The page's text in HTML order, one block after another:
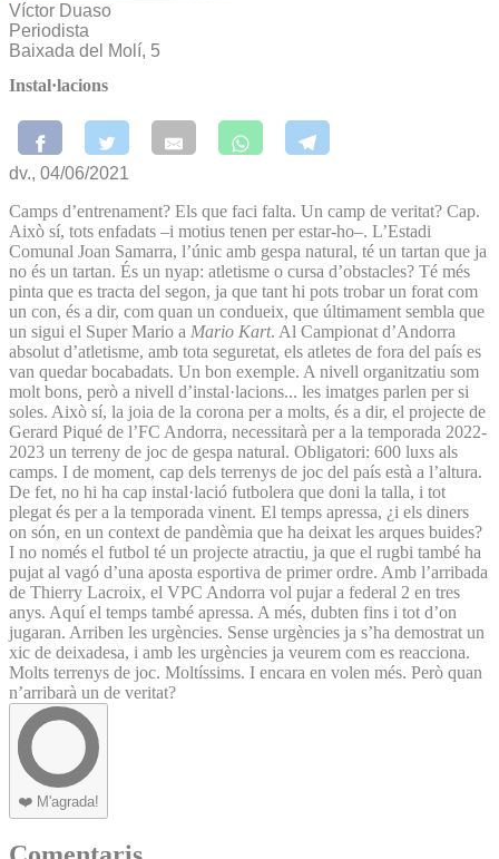
Víctor Duaso
Periodista
Baixada del Molí, 5
Instal·lacions
dv., 04/06/2021
Camps d’entrenament? Els que faci falta. Un camp de veritat? Cap.
Això sí, tots enfadats –i motius tenen per estar-ho–. L’Estadi
Comunal Joan Samarra, l’únic amb gespa natural, té un tartan que ja
no és un tartan. És un nyap: atletisme o cursa d’obstacles? Té més
pinta que es tracta del segon, ja que tant hi pots trobar un forat com
un con, és a dir, com quan un condueix, que últimament sembla que
un sigui el Super Mario a Mario Kart. Al Campionat d’Andorra
absolut d’atletisme, amb tota seguretat, els atletes de fora del país es
van quedar bocabadats. Un bon exemple. A nivell organitzatiu som
molt bons, però a nivell d’instal·lacions... les imatges parlen per si
soles. Això sí, la joia de la corona per a molts, és a dir, el projecte de
Gerard Piqué de l’FC Andorra, necessitarà per a la temporada 2022-
2023 un terreny de joc de gespa natural. Obligatori: 600 luxs als
camps. I de moment, cap dels terrenys de joc del país està a l’altura.
De fet, no hi ha cap instal·lació futbolera que doni la talla, i tot
plegat és per a la temporada vinent. El temps apressa, ¿i els diners
on són, en un context de pandèmia que ha deixat les arques buides?
I no només el futbol té un projecte atractiu, ja que el rugbi també ha
pujat al vagó d’una aposta esportiva de primer ordre. Amb l’arribada
de Thierry Lacroix, el VPC Andorra vol pujar a federal 2 en tres
anys. Aquí el temps també apressa. A més, dubten fins i tot d’on
jugaran. Arriben les urgències. Sense urgències ja s’ha demostrat un
xic de deixadesa, i amb les urgències ja veurem com es reacciona.
Molts terrenys de joc. Moltíssims. I encara en volen més. Però quan
n’arribarà un de veritat?
❤️ M'agrada!